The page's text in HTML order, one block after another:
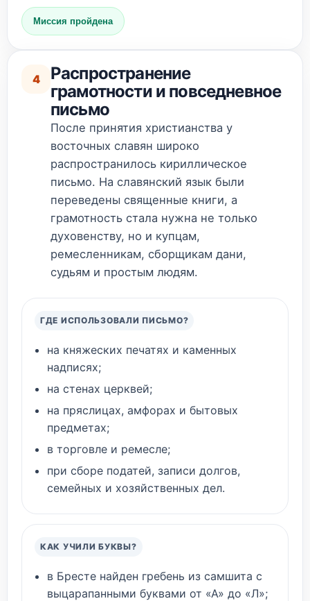
Миссия пройдена
4
Распространение
грамотности и повседневное
письмо
После принятия христианства у
восточных славян широко
распространилось кириллическое
письмо. На славянский язык были
переведены священные книги, а
грамотность стала нужна не только
духовенству, но и купцам,
ремесленникам, сборщикам дани,
судьям и простым людям.
ГДЕ ИСПОЛЬЗОВАЛИ ПИСЬМО?
на княжеских печатях и каменных
надписях;
на стенах церквей;
на пряслицах, амфорах и бытовых
предметах;
в торговле и ремесле;
при сборе податей, записи долгов,
семейных и хозяйственных дел.
КАК УЧИЛИ БУКВЫ?
в Бресте найден гребень из самшита с
выцарапанными буквами от «А» до «Л»;